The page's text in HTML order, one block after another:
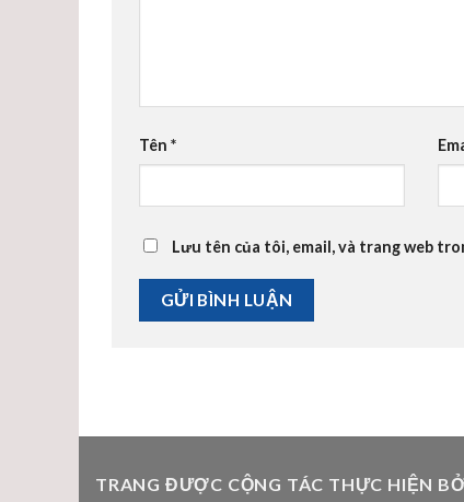
Tên *
Lưu tên của tôi, email, và trang web
TRANG ĐƯỢC CỘNG TÁC THỰC HIỆN